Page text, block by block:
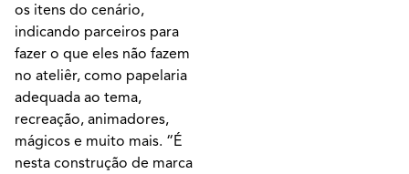
os itens do cenário,
indicando parceiros para
fazer o que eles não fazem
no ateliêr, como papelaria
adequada ao tema,
recreação, animadores,
mágicos e muito mais. “É
nesta construção de marca